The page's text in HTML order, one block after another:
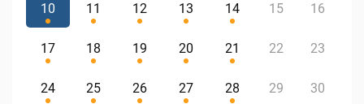
10 11 12 13 14 15 16
17 18 19 20 21 22 23
24 25 26 27 28 29 30